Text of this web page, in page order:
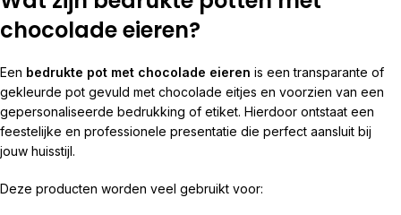
chocolade eieren?
Een bedrukte pot met chocolade eieren is een transparante of
gekleurde pot gevuld met chocolade eitjes en voorzien van een
gepersonaliseerde bedrukking of etiket. Hierdoor ontstaat een
feestelijke en professionele presentatie die perfect aansluit bij
jouw huisstijl.
Deze producten worden veel gebruikt voor: